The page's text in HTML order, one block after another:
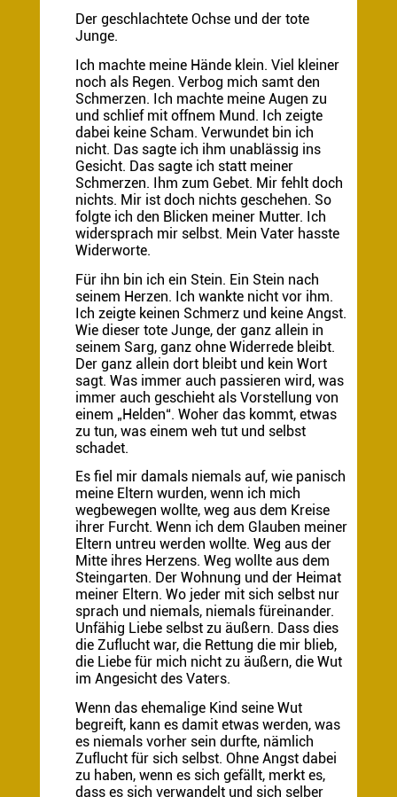
Der geschlachtete Ochse und der tote
Junge.
Ich machte meine Hände klein. Viel kleiner
noch als Regen. Verbog mich samt den
Schmerzen. Ich machte meine Augen zu
und schlief mit offnem Mund. Ich zeigte
dabei keine Scham. Verwundet bin ich
nicht. Das sagte ich ihm unablässig ins
Gesicht. Das sagte ich statt meiner
Schmerzen. Ihm zum Gebet. Mir fehlt doch
nichts. Mir ist doch nichts geschehen. So
folgte ich den Blicken meiner Mutter. Ich
widersprach mir selbst. Mein Vater hasste
Widerworte.
Für ihn bin ich ein Stein. Ein Stein nach
seinem Herzen. Ich wankte nicht vor ihm.
Ich zeigte keinen Schmerz und keine Angst.
Wie dieser tote Junge, der ganz allein in
seinem Sarg, ganz ohne Widerrede bleibt.
Der ganz allein dort bleibt und kein Wort
sagt. Was immer auch passieren wird, was
immer auch geschieht als Vorstellung von
einem „Helden“. Woher das kommt, etwas
zu tun, was einem weh tut und selbst
schadet.
Es fiel mir damals niemals auf, wie panisch
meine Eltern wurden, wenn ich mich
wegbewegen wollte, weg aus dem Kreise
ihrer Furcht. Wenn ich dem Glauben meiner
Eltern untreu werden wollte. Weg aus der
Mitte ihres Herzens. Weg wollte aus dem
Steingarten. Der Wohnung und der Heimat
meiner Eltern. Wo jeder mit sich selbst nur
sprach und niemals, niemals füreinander.
Unfähig Liebe selbst zu äußern. Dass dies
die Zuflucht war, die Rettung die mir blieb,
die Liebe für mich nicht zu äußern, die Wut
im Angesicht des Vaters.
Wenn das ehemalige Kind seine Wut
begreift, kann es damit etwas werden, was
es niemals vorher sein durfte, nämlich
Zuflucht für sich selbst. Ohne Angst dabei
zu haben, wenn es sich gefällt, merkt es,
dass es sich verwandelt und sich selber